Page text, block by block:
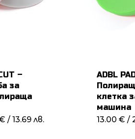
–
за
/ 13.69 лв.
ADBL
клетка
машина
13.00€ /